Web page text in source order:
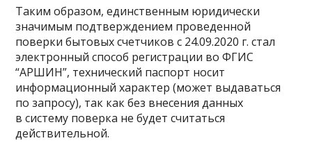
Таким образом, единственным юридически
значимым подтверждением проведенной
поверки бытовых счетчиков с 24.09.2020 г. стал
электронный способ регистрации во ФГИС
“АРШИН”, технический паспорт носит
информационный характер (может выдаваться
по запросу), так как без внесения данных
в систему поверка не будет считаться
действительной.